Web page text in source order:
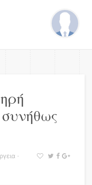
·